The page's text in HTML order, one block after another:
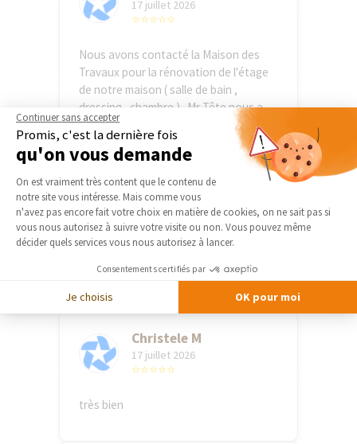
17 juillet 2026
⭐⭐⭐⭐⭐
Nous avons contacté la Maison des
Travaux pour la rénovation de l'étage
de notre maison ( salle de bain ,
dressing , chambre ) . Mr Tête nous a
mis ...
Voir plus
anonymous R
17 juillet 2026
⭐⭐⭐⭐⭐
d’Eric Ballereau À l’écoute et réactif
Christele M
17 juillet 2026
⭐⭐⭐⭐⭐
très bien
Continuer sans accepter
Promis, c'est la dernière fois
qu'on vous demande
Plateforme de Gestion du
On est vraiment très content que le contenu de
notre site vous intéresse. Mais comme vous
n'avez pas encore fait votre choix en matière de cookies, on ne sait pas si
vous nous autorisez à suivre votre visite ou non. Vous pouvez même
décider quels services vous nous autorisez à lancer.
Consentements certifiés par
Je choisis OK pour moi
Axeptio consent